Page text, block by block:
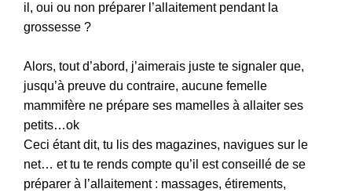
il, oui ou non préparer l’allaitement pendant la
grossesse ?
Alors, tout d’abord, j’aimerais juste te signaler que,
jusqu’à preuve du contraire, aucune femelle
mammifère ne prépare ses mamelles à allaiter ses
petits…ok
Ceci étant dit, tu lis des magazines, navigues sur le
net… et tu te rends compte qu’il est conseillé de se
préparer à l’allaitement : massages, étirements,